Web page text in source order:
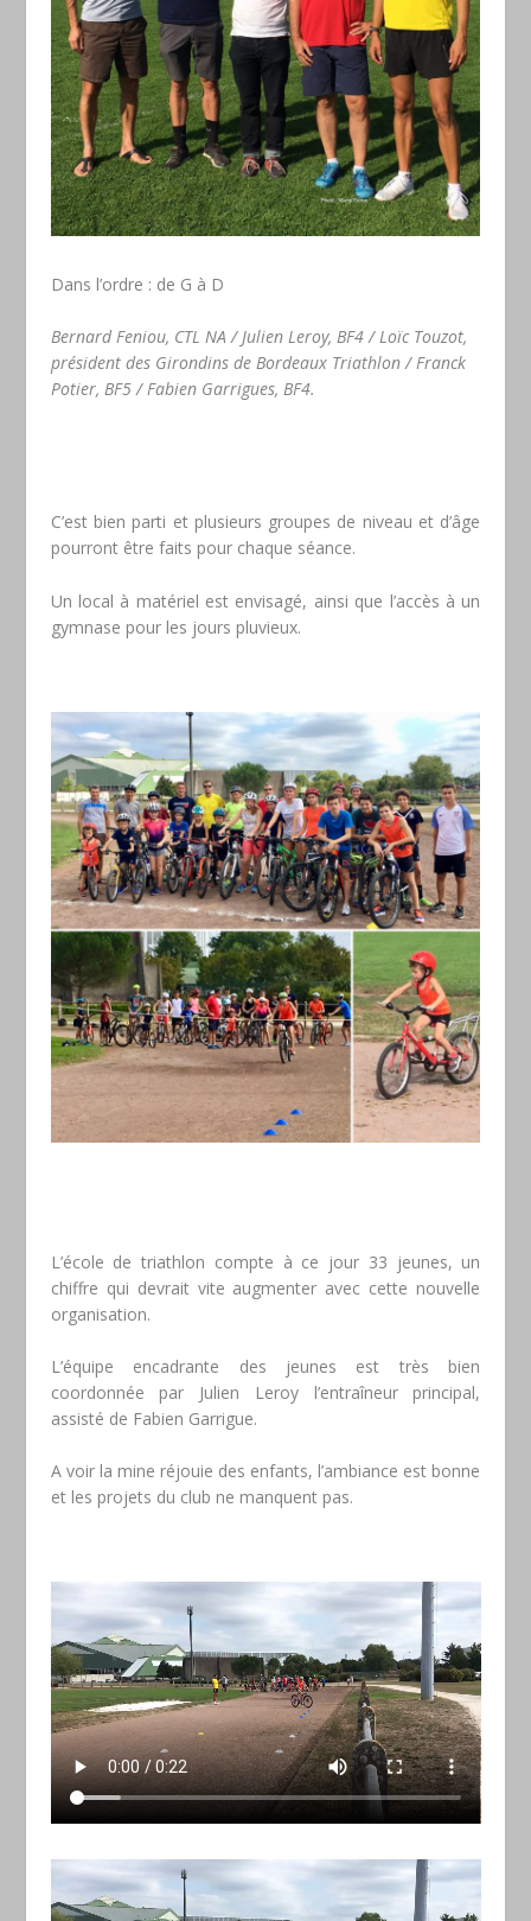
Dans l’ordre : de G à D
Bernard Feniou, CTL NA / Julien Leroy, BF4 / Loïc Touzot,
président des Girondins de Bordeaux Triathlon / Franck
Potier, BF5 / Fabien Garrigues, BF4.
C’est bien parti et plusieurs groupes de niveau et d’âge
pourront être faits pour chaque séance.
Un local à matériel est envisagé, ainsi que l’accès à un
gymnase pour les jours pluvieux.
L’école de triathlon compte à ce jour 33 jeunes, un
chiffre qui devrait vite augmenter avec cette nouvelle
organisation.
L’équipe encadrante des jeunes est très bien
coordonnée par Julien Leroy l’entraîneur principal,
assisté de Fabien Garrigue.
A voir la mine réjouie des enfants, l’ambiance est bonne
et les projets du club ne manquent pas.